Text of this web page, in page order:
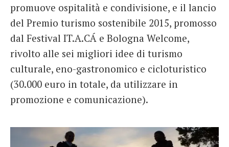
promuove ospitalità e condivisione, e il lancio
del Premio turismo sostenibile 2015, promosso
dal Festival IT.A.CÁ e Bologna Welcome,
rivolto alle sei migliori idee di turismo
culturale, eno-gastronomico e cicloturistico
(30.000 euro in totale, da utilizzare in
promozione e comunicazione).